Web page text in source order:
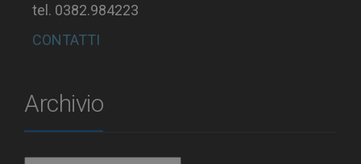
tel. 0382.984223
CONTATTI
Archivio